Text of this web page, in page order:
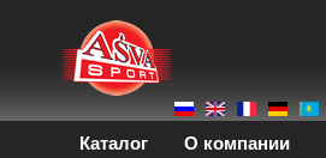
Каталог О компании